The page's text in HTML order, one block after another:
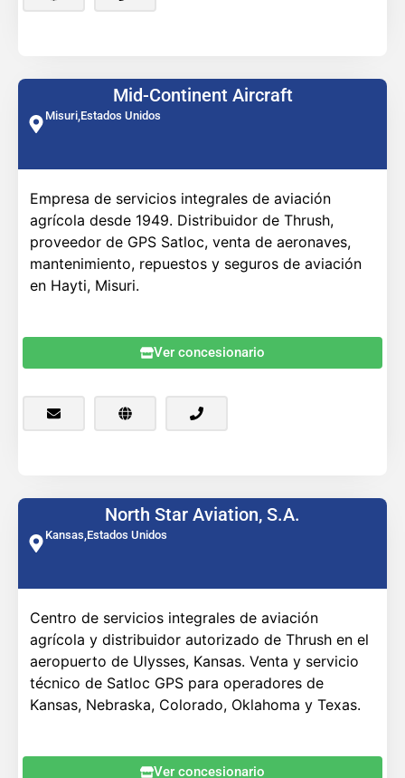
Mid-Continent Aircraft
Misuri, Estados Unidos
Empresa de servicios integrales de aviación
agrícola desde 1949. Distribuidor de Thrush,
proveedor de GPS Satloc, venta de aeronaves,
mantenimiento, repuestos y seguros de aviación
en Hayti, Misuri.
Ver concesionario
North Star Aviation, S.A.
Kansas, Estados Unidos
Centro de servicios integrales de aviación
agrícola y distribuidor autorizado de Thrush en el
aeropuerto de Ulysses, Kansas. Venta y servicio
técnico de Satloc GPS para operadores de
Kansas, Nebraska, Colorado, Oklahoma y Texas.
Ver concesionario